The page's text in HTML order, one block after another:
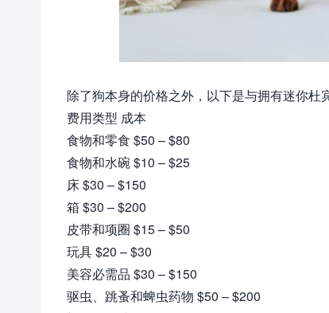
除了狗本身的价格之外，以下是与拥有迷你杜
费用类型 成本
食物和零食 $50 – $80
食物和水碗 $10 – $25
床 $30 – $150
箱 $30 – $200
皮带和项圈 $15 – $50
玩具 $20 – $30
美容必需品 $30 – $150
驱虫、跳蚤和蜱虫药物 $50 – $200